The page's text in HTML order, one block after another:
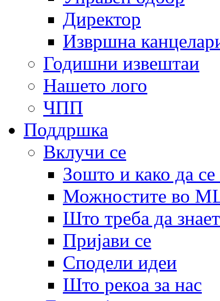
Директор
Извршна
Годишни извештаи
Нашето лого
ЧПП
Поддршка
Вклучи се
Зошто и како да
Можностите во
Што треба да
Пријави се
Сподели идеи
Што рекоа за нас